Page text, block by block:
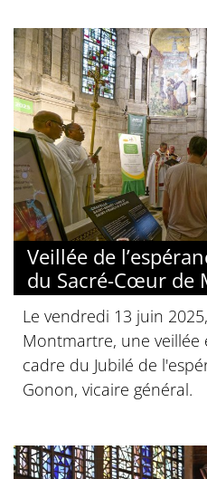
Veillée de
du Sacré-Cœur de
Le vendredi 13 juin
Montmartre, une veillée
cadre du Jubilé de
Gonon, vicaire général.